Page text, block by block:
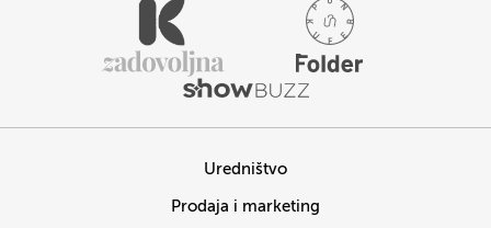
Uredništvo
Prodaja i marketing